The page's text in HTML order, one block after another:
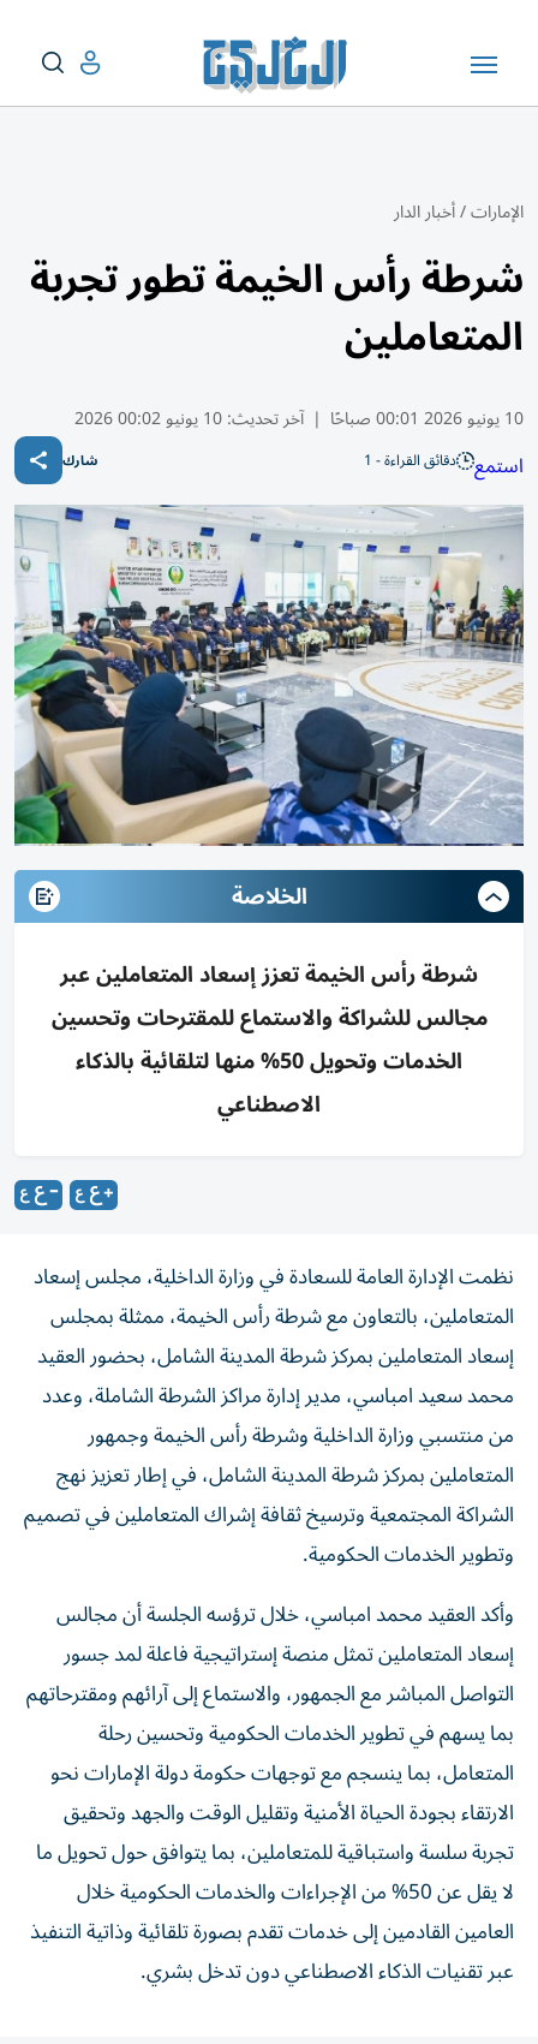
الإمارات/أخبار الدار
شرطة رأس الخيمة تطور تجربة
المتعاملين
10 يونيو 2026 00:01 صباحًا | آخر تحديث:10 يونيو 00:02 2026
استمع دقائق القراءة - 1 شارك
الخلاصة
شرطة رأس الخيمة تعزز إسعاد المتعاملين عبر
مجالس للشراكة والاستماع للمقترحات وتحسين
الخدمات وتحويل 50% منها لتلقائية بالذكاء
الاصطناعي
نظمت الإدارة العامة للسعادة في وزارة الداخلية، مجلس إسعاد
المتعاملين، بالتعاون مع شرطة رأس الخيمة، ممثلة بمجلس
إسعاد المتعاملين بمركز شرطة المدينة الشامل، بحضور العقيد
محمد سعيد امباسي، مدير إدارة مراكز الشرطة الشاملة، وعدد
من منتسبي وزارة الداخلية وشرطة رأس الخيمة وجمهور
المتعاملين بمركز شرطة المدينة الشامل، في إطار تعزيز نهج
الشراكة المجتمعية وترسيخ ثقافة إشراك المتعاملين في تصميم
وتطوير الخدمات الحكومية.
وأكد العقيد محمد امباسي، خلال ترؤسه الجلسة أن مجالس
إسعاد المتعاملين تمثل منصة إستراتيجية فاعلة لمد جسور
التواصل المباشر مع الجمهور، والاستماع إلى آرائهم ومقترحاتهم
بما يسهم في تطوير الخدمات الحكومية وتحسين رحلة
المتعامل، بما ينسجم مع توجهات حكومة دولة الإمارات نحو
الارتقاء بجودة الحياة الأمنية وتقليل الوقت والجهد وتحقيق
تجربة سلسة واستباقية للمتعاملين، بما يتوافق حول تحويل ما
لا يقل عن 50% من الإجراءات والخدمات الحكومية خلال
العامين القادمين إلى خدمات تقدم بصورة تلقائية وذاتية التنفيذ
عبر تقنيات الذكاء الاصطناعي دون تدخل بشري.